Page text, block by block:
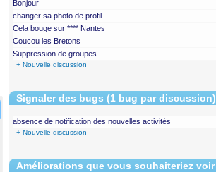
Bonjour
changer sa photo de profil
Cela bouge sur **** Nantes
Coucou les Bretons
Suppression de groupes
+ Nouvelle discussion
Signaler des bugs (1 bug par discussion)
absence de notification des nouvelles activités
+ Nouvelle discussion
Améliorations que vous souhaiteriez voir